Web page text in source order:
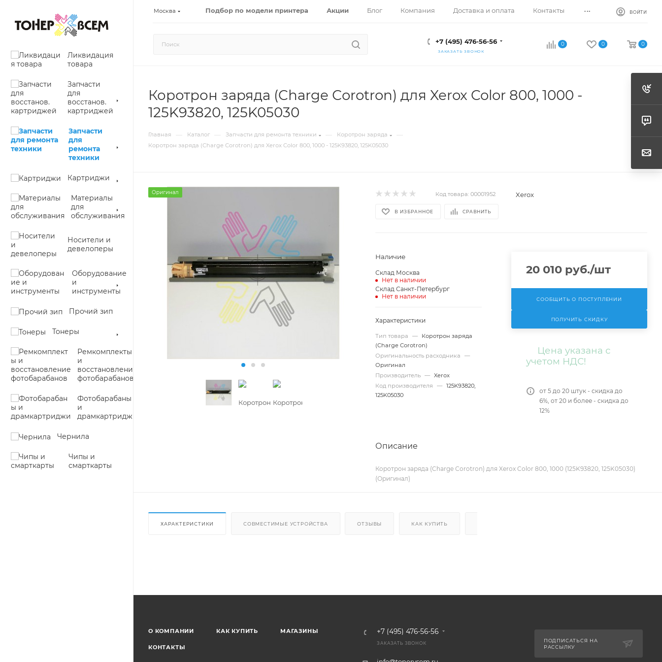
Москва Подбор по модели принтера Акции Блог Компания Доставка и оплата Контакты ... ВОЙТИ
+7 (495) 476-56-56
ЗАКАЗАТЬ ЗВОНОК
0 0 0
Ликвидация
товара
Запчасти
для
восстанов.
картриджей
Запчасти
для
ремонта
техники
Картриджи
Материалы
для
обслуживания
Носители и
девелоперы
Оборудование
и
инструменты
Прочий зип
Тонеры
Ремкомплекты
и
восстановление
фотобарабанов
Фотобарабаны
и
драмкартриджи
Чернила
Чипы и
смарткарты
Коротрон заряда (Charge Сorotron) для Xerox Color 800, 1000 -
125K93820, 125K05030
Главная — Каталог — Запчасти для ремонта техники — Коротрон заряда —
Коротрон заряда (Charge Сorotron) для Xerox Color 800, 1000 - 125K93820, 125K05030
Оригинал Код товара: 00001952 Xerox
В ИЗБРАННОЕ СРАВНИТЬ
Наличие
Склад Москва
Нет в наличии
Склад Санкт-Петербург
Нет в наличии
Характеристики
Тип товара —
Коротрон заряда
(Charge Сorotron)
Оригинальность расходника
—
Оригинал
Производитель
—
Xerox
Код производителя
—
125K93820,
125K05030
20 010 руб./шт
СООБЩИТЬ О ПОСТУПЛЕНИИ
ПОЛУЧИТЬ СКИДКУ
Цена указана с
учетом НДС!
от 5 до 20 штук - скидка до
6%, от 20 и более - скидка до
12%
Описание
Коротрон заряда (Charge Сorotron) для Xerox Color 800, 1000 (125K93820, 125K05030)
(Оригинал)
ХАРАКТЕРИСТИКИ СОВМЕСТИМЫЕ УСТРОЙСТВА ОТЗЫВЫ КАК КУПИТЬ
О КОМПАНИИ КАК КУПИТЬ МАГАЗИНЫ
КОНТАКТЫ
+7 (495) 476-56-56
ЗАКАЗАТЬ ЗВОНОК
ПОДПИСАТЬСЯ НА
РАССЫЛКУ